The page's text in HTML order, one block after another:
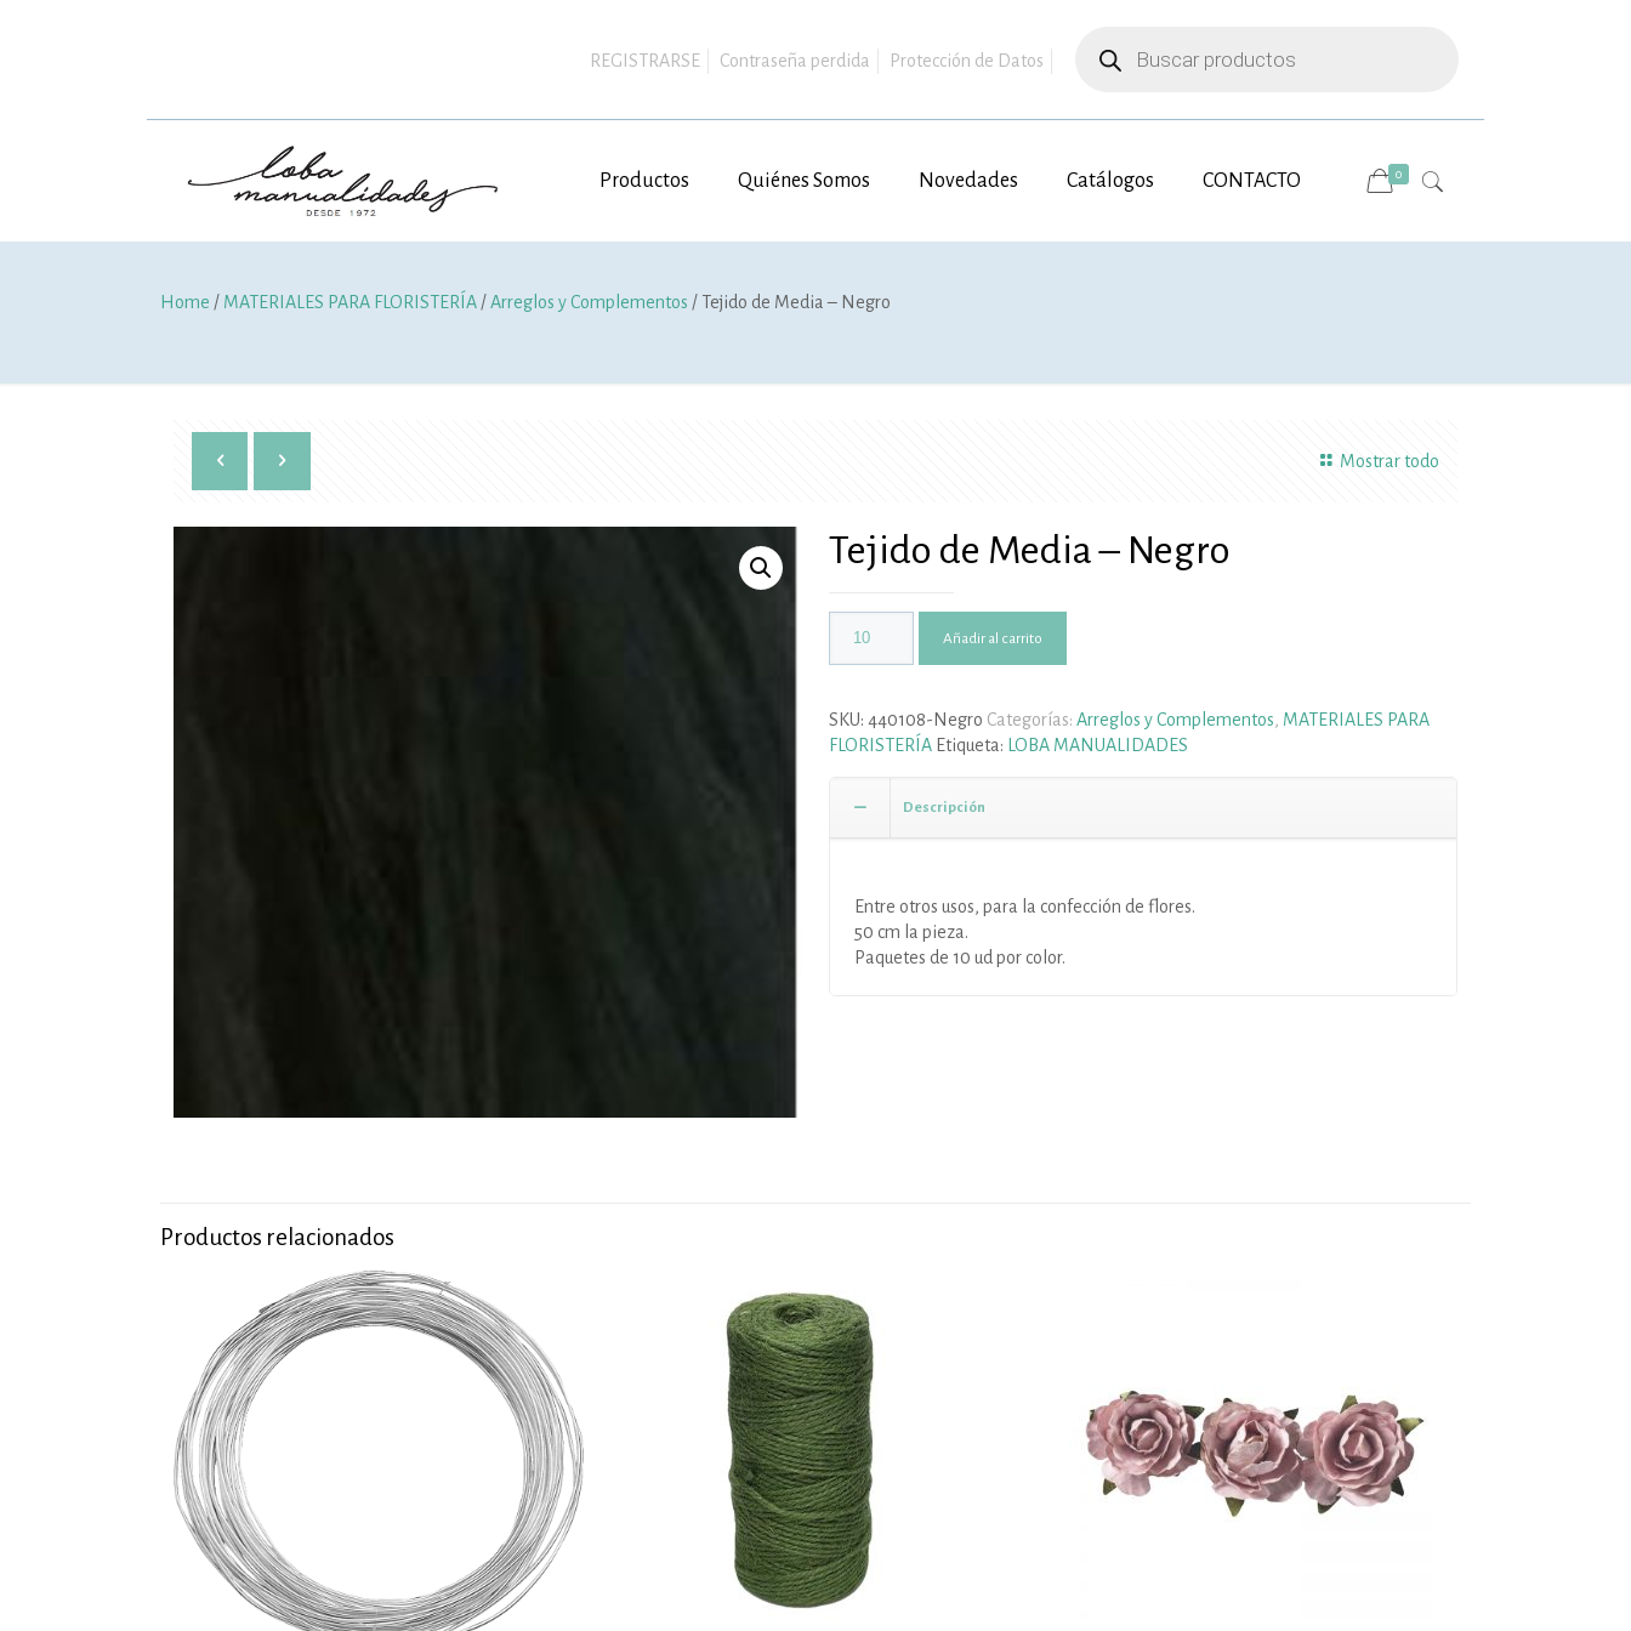
REGISTRARSE Contraseña perdida Protección de Datos
productos
Productos Quiénes Somos Novedades Catálogos CONTACTO 0
Home / MATERIALES PARA FLORISTERÍA /Arreglos y Complementos / Tejido de Media – Negro
Mostrar todo
Tejido de Media – Negro
Añadir al carrito
SKU: 440108-Negro Categorías: Arreglos y Complementos MATERIALES PARA
FLORISTERÍA Etiqueta: LOBA MANUALIDADES
Descripción
Entre otros usos, para la confección de flores.
50 cm la pieza.
Paquetes de 10 ud por color.
Productos relacionados